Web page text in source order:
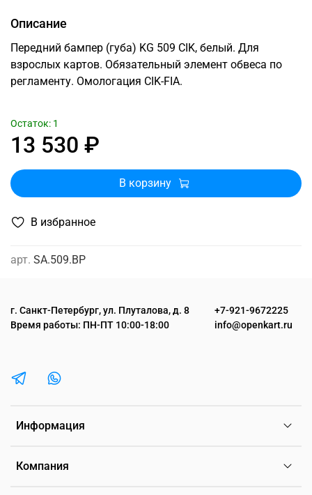
В избранное
арт. SA.509.BP
Описание
Передний бампер (губа) KG 509 CIK, белый. Для
взрослых картов. Обязательный элемент обвеса по
регламенту. Омологация CIK-FIA.
13 530 ₽
Остаток: 1
В корзину
Информация
Компания
г. Санкт-Петербург, ул. Плуталова, д. 8
Время работы: ПН-ПТ 10:00-18:00
+7-921-9672225
info@openkart.ru